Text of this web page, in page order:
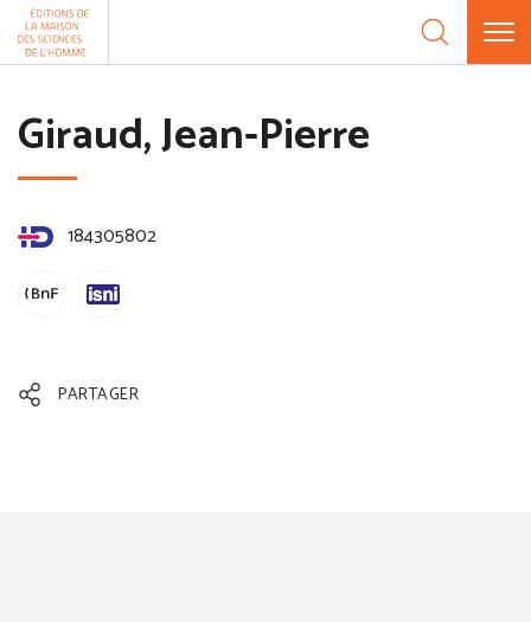
Aller au contenu
Giraud, Jean-Pierre
184305802
PARTAGER
Panneau de gestion des cookies